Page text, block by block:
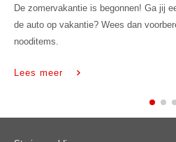
De zomervakantie is begonnen! Ga jij
de auto op vakantie? Wees dan
nooditems.
Lees meer